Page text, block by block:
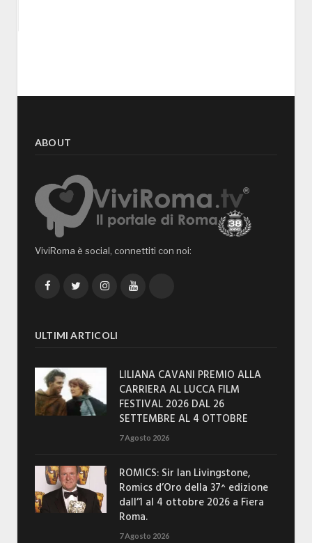
ABOUT
ViviRoma è social, connettiti con noi:
FacebookTwitterInstagramYouTube
ULTIMI ARTICOLI
LILIANA CAVANI PREMIO ALLA
CARRIERA AL LUCCA FILM
FESTIVAL 2026 DAL 26
SETTEMBRE AL 4 OTTOBRE
7 Agosto 2026
ROMICS: Sir Ian Livingstone,
Romics d’Oro della 37^ edizione
dall’1 al 4 ottobre 2026 a Fiera
Roma.
7 Agosto 2026